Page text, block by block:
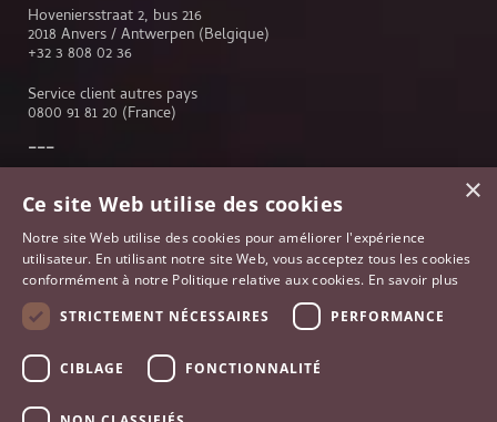
Hoveniersstraat 2, bus 216
2018 Anvers / Antwerpen (Belgique)
+32 3 808 02 36
Service client autres pays
0800 91 81 20 (France)
Service client
Lausanne
Anvers
Paris
France
×
Ce site Web utilise des cookies
Notre site Web utilise des cookies pour améliorer l'expérience
utilisateur. En utilisant notre site Web, vous acceptez tous les cookies
conformément à notre Politique relative aux cookies. En savoir plus
STRICTEMENT NÉCESSAIRES
PERFORMANCE
CIBLAGE FONCTIONNALITÉ